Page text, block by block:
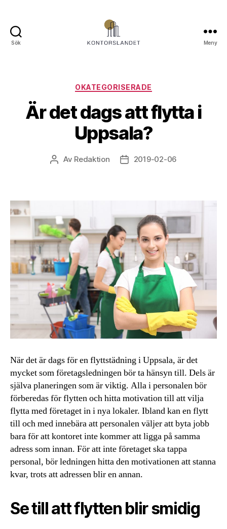
Sök Meny
Kategorier
OKATEGORISERADE
Är det dags att flytta i
Uppsala?
Inläggsförfattare
Av Redaktion Inläggsdatum
2019-02-06
När det är dags för en flyttstädning i Uppsala, är det
mycket som företagsledningen bör ta hänsyn till. Dels är
själva planeringen som är viktig. Alla i personalen bör
förberedas för flytten och hitta motivation till att vilja
flytta med företaget in i nya lokaler. Ibland kan en flytt
till och med innebära att personalen väljer att byta jobb
bara för att kontoret inte kommer att ligga på samma
adress som innan. För att inte företaget ska tappa
personal, bör ledningen hitta den motivationen att stanna
kvar, trots att adressen blir en annan.
Se till att flytten blir smidig